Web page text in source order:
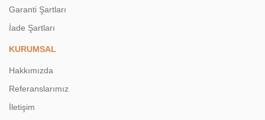
Garanti Şartları
İade Şartları
KURUMSAL
Hakkımızda
Referanslarımız
İletişim